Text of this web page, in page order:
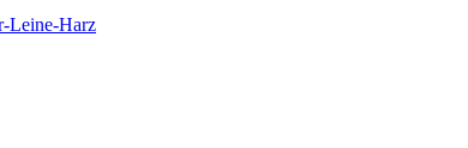
Leine-Harz